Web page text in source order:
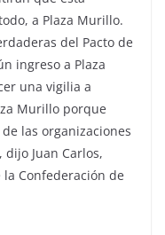
a Plaza Murillo.
del Pacto de
ingreso a Plaza
una vigilia a
Murillo porque
las organizaciones
dijo Juan Carlos,
Confederación de